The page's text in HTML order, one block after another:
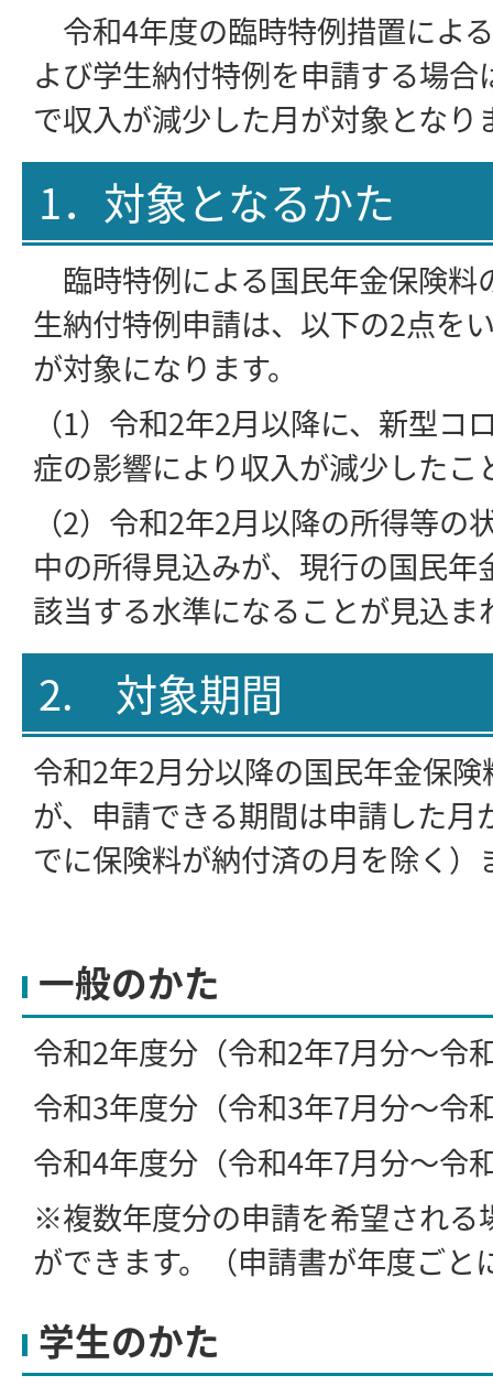
令和4年度の臨時特例措置によ
よび学生納付特例を申請する場
で収入が減少した月が対象となり
1．対象となるかた
臨時特例による国民年金保険料
生納付特例申請は、以下の2点を
が対象になります。
（1）令和2年2月以降に、新型コ
症の影響により収入が減少したこ
（2）令和2年2月以降の所得等の
中の所得見込みが、現行の国民
該当する水準になることが見込ま
2. 対象期間
令和2年2月分以降の国民年金保
が、申請できる期間は申請した月
でに保険料が納付済の月を除く）
一般のかた
令和2年度分（令和2年7月分～令
令和3年度分（令和3年7月分～令
令和4年度分（令和4年7月分～令
※複数年度分の申請を希望される
ができます。（申請書が年度ごと
学生のかた